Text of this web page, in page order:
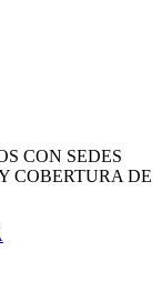
CON SEDES
COBERTURA DE